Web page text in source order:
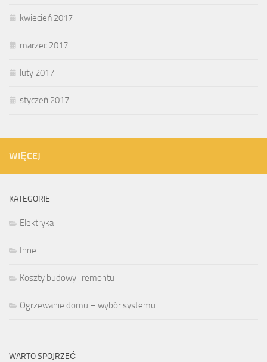
kwiecień 2017
marzec 2017
luty 2017
styczeń 2017
WIĘCEJ
KATEGORIE
Elektryka
Inne
Koszty budowy i remontu
Ogrzewanie domu – wybór systemu
WARTO SPOJRZEĆ